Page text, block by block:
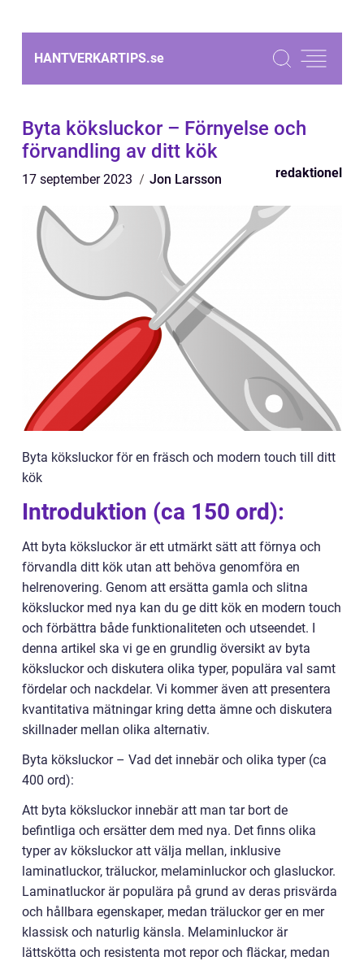
HANTVERKARTIPS.se
Byta köksluckor – Förnyelse och
förvandling av ditt kök
17 september 2023 Jon Larsson redaktionel
Byta köksluckor för en fräsch och modern touch till ditt
kök
Introduktion (ca 150 ord):
Att byta köksluckor är ett utmärkt sätt att förnya och
förvandla ditt kök utan att behöva genomföra en
helrenovering. Genom att ersätta gamla och slitna
köksluckor med nya kan du ge ditt kök en modern touch
och förbättra både funktionaliteten och utseendet. I
denna artikel ska vi ge en grundlig översikt av byta
köksluckor och diskutera olika typer, populära val samt
fördelar och nackdelar. Vi kommer även att presentera
kvantitativa mätningar kring detta ämne och diskutera
skillnader mellan olika alternativ.
Byta köksluckor – Vad det innebär och olika typer (ca
400 ord):
Att byta köksluckor innebär att man tar bort de
befintliga och ersätter dem med nya. Det finns olika
typer av köksluckor att välja mellan, inklusive
laminatluckor, träluckor, melaminluckor och glasluckor.
Laminatluckor är populära på grund av deras prisvärda
och hållbara egenskaper, medan träluckor ger en mer
klassisk och naturlig känsla. Melaminluckor är
lättskötta och resistenta mot repor och fläckar, medan